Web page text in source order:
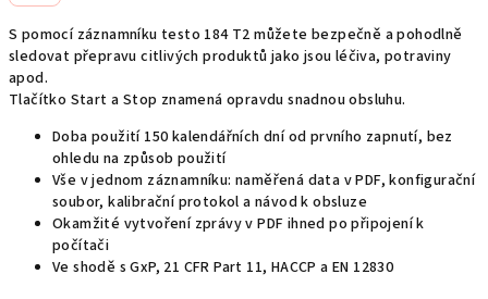
S pomocí záznamníku testo 184 T2 můžete bezpečně a pohodlně
sledovat přepravu citlivých produktů jako jsou léčiva, potraviny
apod.
Tlačítko Start a Stop znamená opravdu snadnou obsluhu.
Doba použití 150 kalendářních dní od prvního zapnutí, bez
ohledu na způsob použití
Vše v jednom záznamníku: naměřená data v PDF, konfigurační
soubor, kalibrační protokol a návod k obsluze
Okamžité vytvoření zprávy v PDF ihned po připojení k
počítači
Ve shodě s GxP, 21 CFR Part 11, HACCP a EN 12830